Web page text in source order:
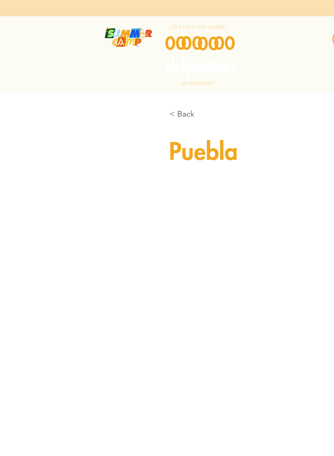
00000000
de diversión!
¡Ya inició y nos quedan
< Back
Puebla